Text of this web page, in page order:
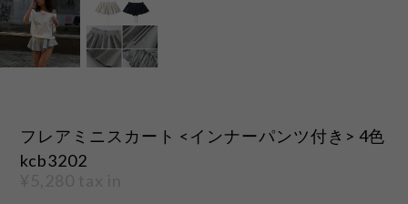
フレアミニスカート <インナーパンツ付き> 4色
kcb3202